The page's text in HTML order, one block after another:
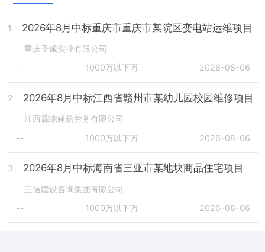
1 2026年8月中标重庆市重庆市某院区变电站运维项目
重庆圣诚实业有限公司
--
1000万以下万 2026-08-06
2 2026年8月中标江西省赣州市某幼儿园校园维修项目
江西霖瞻建筑劳务有限公司
--
1000万以下万 2026-08-06
3 2026年8月中标海南省三亚市某地块商品住宅项目
三信建设咨询集团有限公司
--
1000万以下万 2026-08-06